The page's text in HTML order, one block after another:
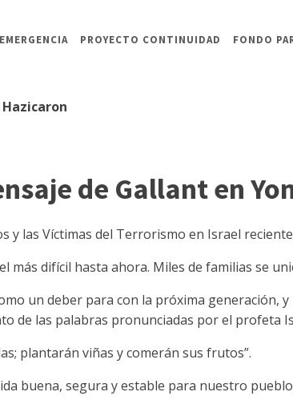
PROYECTO CONTINUIDAD FONDO
de Gallant en
y las Víctimas del Terrorismo en Israel
más difícil hasta ahora. Miles de familias se
un deber para con la próxima generación,
de las palabras pronunciadas por el profeta
plantarán viñas y comerán sus frutos”.
buena, segura y estable para nuestro